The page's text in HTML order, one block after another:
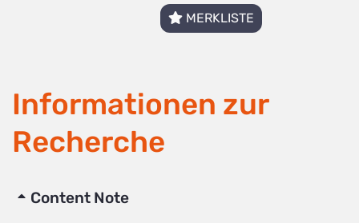
MERKLISTE
Informationen zur
Recherche
Content Note